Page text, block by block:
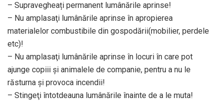
– Supravegheați permanent lumânările aprinse!
– Nu amplasaţi lumânările aprinse în apropierea
materialelor combustibile din gospodării(mobilier, perdele
etc)!
– Nu amplasaţi lumânările aprinse în locuri în care pot
ajunge copiii şi animalele de companie, pentru a nu le
răsturna şi provoca incendii!
– Stingeţi întotdeauna lumânările înainte de a le muta!